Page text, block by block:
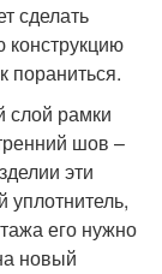
сделать
конструкцию
пораниться.
слой рамки
шов –
эти
его нужно
новый